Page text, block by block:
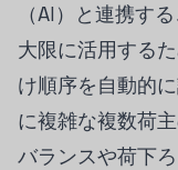
（AI）と連携す
大限に活用する
け順序を自動的
に複雑な複数荷
バランスや荷下